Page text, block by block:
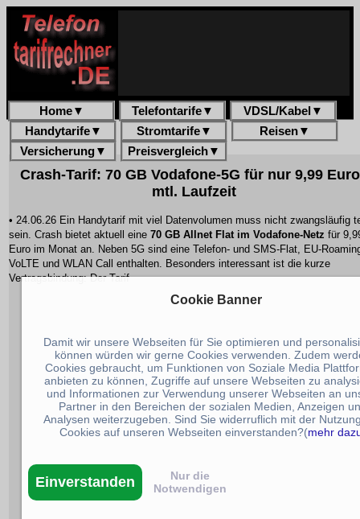
Home▼ Telefontarife▼ VDSL/Kabel ▼
Handytarife▼ Stromtarife▼ Reisen▼
Versicherung▼ Preisvergleich▼
Crash-Tarif: 70 GB Vodafone-5G für nur 9,99
mtl. Laufzeit
• 24.06.26 Ein Handytarif mit viel Datenvolumen muss nicht zwangsläufig
sein. Crash bietet aktuell eine 70 GB Allnet Flat im Vodafone-Netz für
Euro im Monat an. Neben 5G sind eine Telefon- und SMS-Flat, EU-
VoLTE und WLAN Call enthalten. Besonders interessant ist die kurze
Vertragsbindung: Der Tarif
Cookie Banner
Damit wir unsere Webseiten für Sie optimieren und
können würden wir gerne Cookies verwenden. Zudem
Cookies gebraucht, um Funktionen von Soziale Media
anbieten zu können, Zugriffe auf unsere Webseiten zu
und Informationen zur Verwendung unserer Webseiten an
Partner in den Bereichen der sozialen Medien, Anzeigen
Analysen weiterzugeben. Sind Sie widerruflich mit der
Cookies auf unseren Webseiten einverstanden?(mehr
Einverstanden
Nur die
Notwendigen